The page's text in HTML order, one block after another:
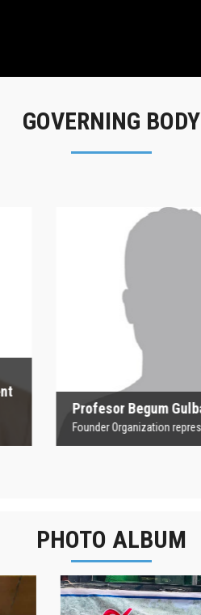
GOVERNING BODY
Profesor Begum Gulbahar
Founder Organization representative
Profesor Begum
Gulbahar
Founder Organization representative
PHOTO ALBUM